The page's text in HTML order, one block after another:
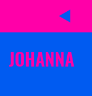
JOHANNA